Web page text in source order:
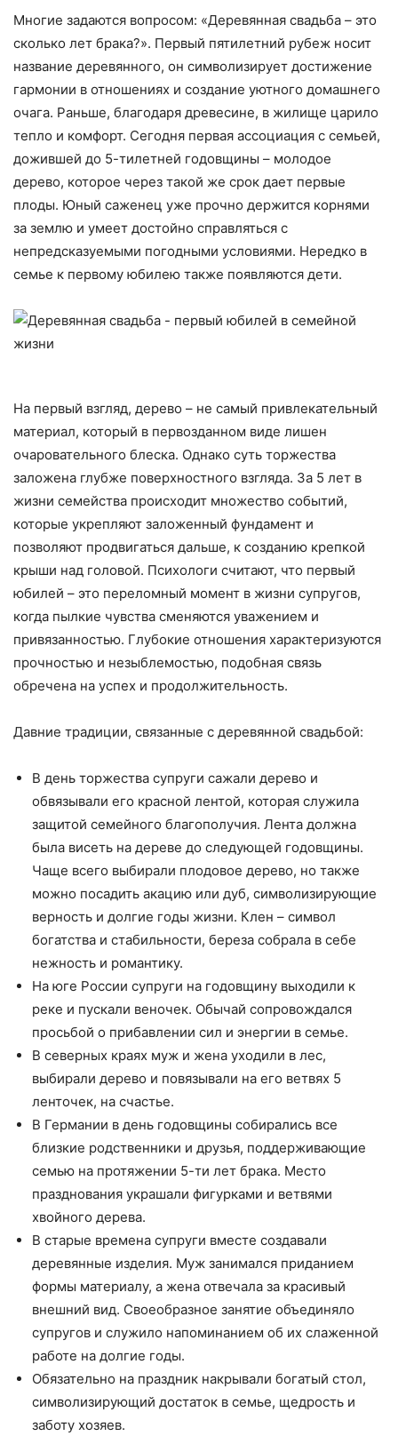
Многие задаются вопросом: «Деревянная свадьба – это
сколько лет брака?». Первый пятилетний рубеж носит
название деревянного, он символизирует достижение
гармонии в отношениях и создание уютного домашнего
очага. Раньше, благодаря древесине, в жилище царило
тепло и комфорт. Сегодня первая ассоциация с семьей,
дожившей до 5-тилетней годовщины – молодое
дерево, которое через такой же срок дает первые
плоды. Юный саженец уже прочно держится корнями
за землю и умеет достойно справляться с
непредсказуемыми погодными условиями. Нередко в
семье к первому юбилею также появляются дети.
На первый взгляд, дерево – не самый привлекательный
материал, который в первозданном виде лишен
очаровательного блеска. Однако суть торжества
заложена глубже поверхностного взгляда. За 5 лет в
жизни семейства происходит множество событий,
которые укрепляют заложенный фундамент и
позволяют продвигаться дальше, к созданию крепкой
крыши над головой. Психологи считают, что первый
юбилей – это переломный момент в жизни супругов,
когда пылкие чувства сменяются уважением и
привязанностью. Глубокие отношения характеризуются
прочностью и незыблемостью, подобная связь
обречена на успех и продолжительность.
Давние традиции, связанные с деревянной свадьбой:
В день торжества супруги сажали дерево и
обвязывали его красной лентой, которая служила
защитой семейного благополучия. Лента должна
была висеть на дереве до следующей годовщины.
Чаще всего выбирали плодовое дерево, но также
можно посадить акацию или дуб, символизирующие
верность и долгие годы жизни. Клен – символ
богатства и стабильности, береза собрала в себе
нежность и романтику.
На юге России супруги на годовщину выходили к
реке и пускали веночек. Обычай сопровождался
просьбой о прибавлении сил и энергии в семье.
В северных краях муж и жена уходили в лес,
выбирали дерево и повязывали на его ветвях 5
ленточек, на счастье.
В Германии в день годовщины собирались все
близкие родственники и друзья, поддерживающие
семью на протяжении 5-ти лет брака. Место
празднования украшали фигурками и ветвями
хвойного дерева.
В старые времена супруги вместе создавали
деревянные изделия. Муж занимался приданием
формы материалу, а жена отвечала за красивый
внешний вид. Своеобразное занятие объединяло
супругов и служило напоминанием об их слаженной
работе на долгие годы.
Обязательно на праздник накрывали богатый стол,
символизирующий достаток в семье, щедрость и
заботу хозяев.